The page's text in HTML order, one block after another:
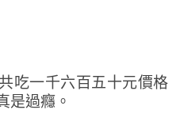
吃一千六百五十元價格
是過癮。